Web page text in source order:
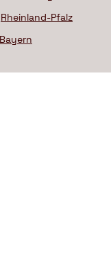
Rheinland-Pfalz
Bayern